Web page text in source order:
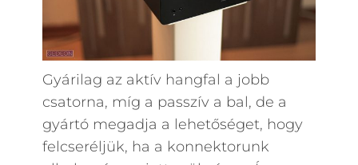
Gyárilag az aktív hangfal a jobb
csatorna, míg a passzív a bal, de a
gyártó megadja a lehetőséget, hogy
felcseréljük, ha a konnektorunk